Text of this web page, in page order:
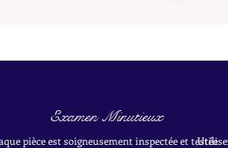
Examen Minutieux
pièce est soigneusement inspectée et testée